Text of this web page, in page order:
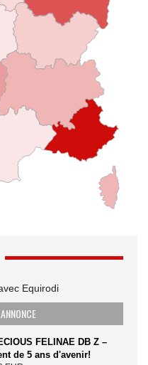
Equirodi
FELINAE DB Z –
de 5 ans d'avenir!